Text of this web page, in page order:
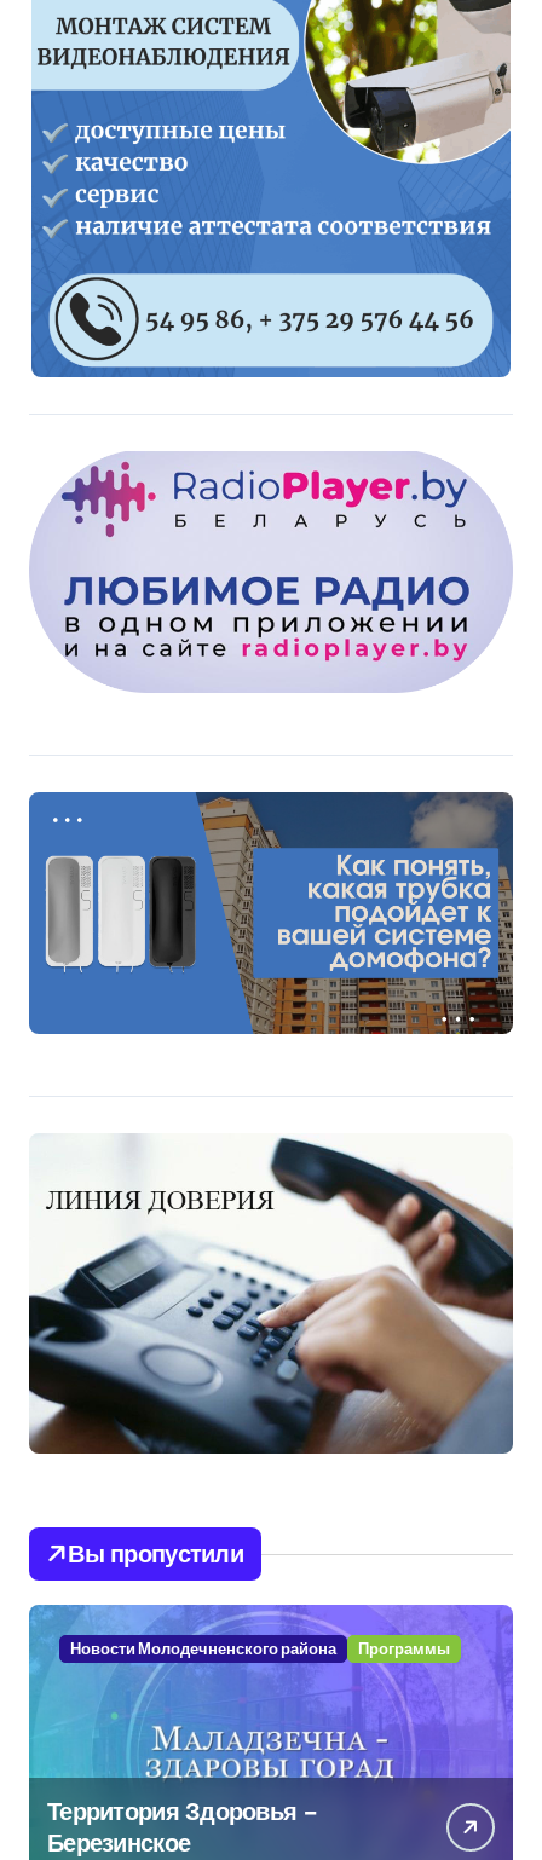
Вы пропустили
Новости Молодечненского района Программы
Территория Здоровья –
Березинское